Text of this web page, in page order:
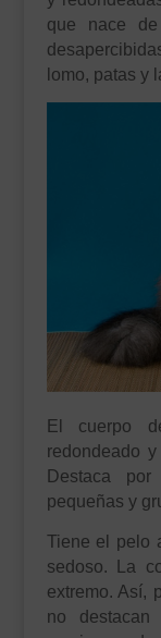
que nace
lomo, patas y
El cuerpo
redondeado
Destaca
pequeñas y
Tiene el pelo
sedoso. La
extremo. Así,
no